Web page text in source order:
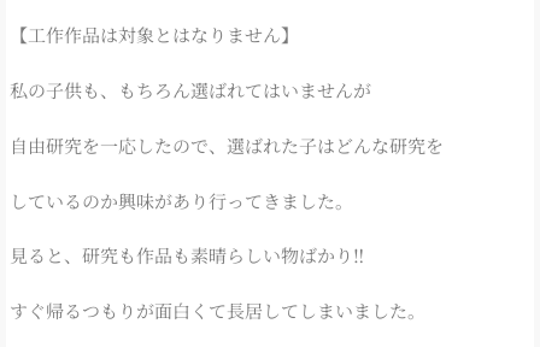
【工作作品は対象とはなりません】
私の子供も、もちろん選ばれてはいませんが
自由研究を一応したので、選ばれた子はどんな研究を
しているのか興味があり行ってきました。
見ると、研究も作品も素晴らしい物ばかり‼
すぐ帰るつもりが面白くて長居してしまいました。